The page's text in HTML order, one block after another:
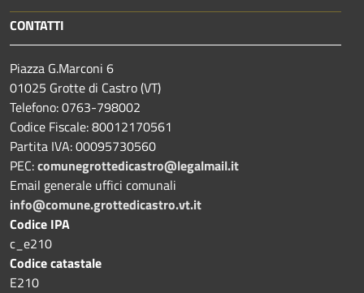
CONTATTI
Piazza G.Marconi 6
01025 Grotte di Castro (VT)
Telefono: 0763-798002
Codice Fiscale: 80012170561
Partita IVA: 00095730560
PEC:comunegrottedicastro@legalmail.it
Email generale uffici comunali
info@comune.grottedicastro.vt.it
Codice IPA
c_e210
Codice catastale
E210